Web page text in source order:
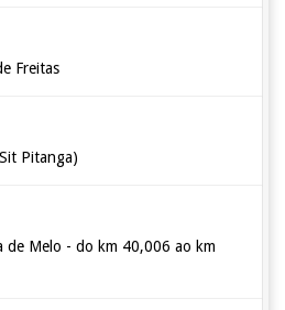
Freitas
Pitanga)
de Melo - do km 40,006 ao km